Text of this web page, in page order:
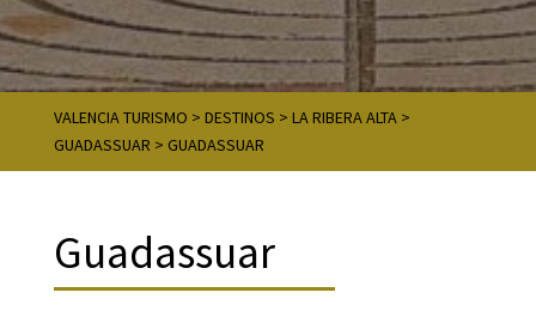
VALENCIA TURISMO > DESTINOS > LA RIBERA ALTA>
GUADASSUAR > GUADASSUAR
Guadassuar